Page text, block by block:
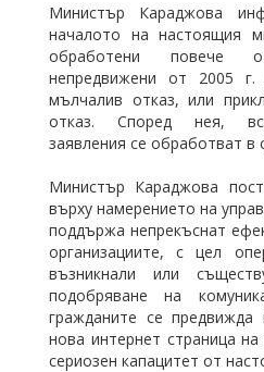
Министър Караджова
началото на настоящия
обработени повече
непредвижени от 2005 г.
мълчалив отказ, или
отказ. Според нея,
заявления се обработват в
Министър Караджова
върху намерението на
поддържа непрекъснат
организациите, с цел
възникнали или
подобряване на
гражданите се предвижда
нова интернет страница
сериозен капацитет от